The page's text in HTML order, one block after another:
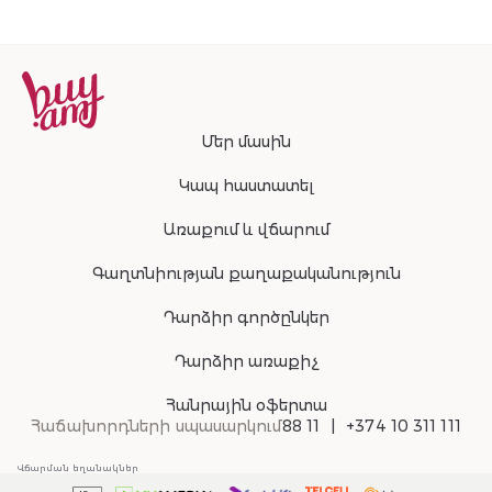
Մեր մասին
Կապ հաստատել
Առաքում և վճարում
Գաղտնիության քաղաքականություն
Դարձիր գործընկեր
Դարձիր առաքիչ
Հանրային օֆերտա
Հաճախորդների սպասարկում88 11 +374 10 311 111
Վճարման եղանակներ